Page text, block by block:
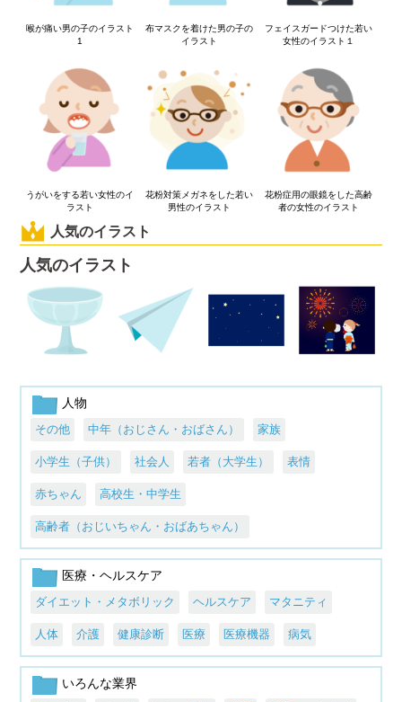
喉が痛い男の子のイラスト
1
布マスクを着けた男の子の
イラスト
フェイスガードつけた若い
女性のイラスト１
うがいをする若い女性のイ
ラスト
花粉対策メガネをした若い
男性のイラスト
花粉症用の眼鏡をした高齢
者の女性のイラスト
人気のイラスト
人気のイラスト
人物
その他 中年（おじさん・おばさん） 家族
小学生（子供） 社会人 若者（大学生） 表情
赤ちゃん 高校生・中学生
高齢者（おじいちゃん・おばあちゃん）
医療・ヘルスケア
ダイエット・メタボリック ヘルスケア マタニティ
人体 介護 健康診断 医療 医療機器 病気
いろんな業界